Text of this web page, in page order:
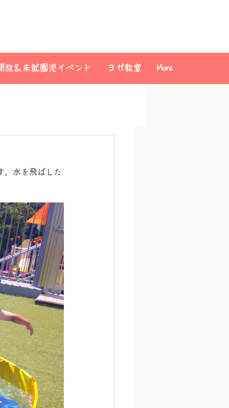
放＆未就園児イベント ヨガ教室 More
。水を飛ばした